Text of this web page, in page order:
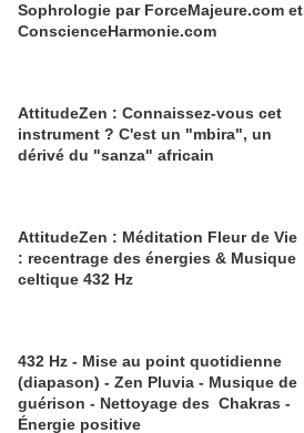
Sophrologie par ForceMajeure.com et
ConscienceHarmonie.com
AttitudeZen : Connaissez-vous cet
instrument ? C'est un "mbira", un
dérivé du "sanza" africain
AttitudeZen : Méditation Fleur de Vie
: recentrage des énergies & Musique
celtique 432 Hz
432 Hz - Mise au point quotidienne
(diapason) - Zen Pluvia - Musique de
guérison - Nettoyage des Chakras -
Énergie positive